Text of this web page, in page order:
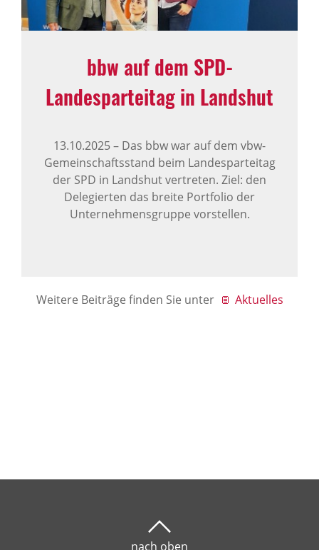
bbw auf dem SPD-
Landesparteitag in Landshut
13.10.2025– Das bbw war auf dem vbw-
Gemeinschaftsstand beim Landesparteitag
der SPD in Landshut vertreten. Ziel: den
Delegierten das breite Portfolio der
Unternehmensgruppe vorstellen.
Weitere Beiträge finden Sie unter Aktuelles
nach oben